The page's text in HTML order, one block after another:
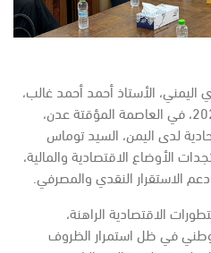
الأستاذ أحمد أحمد غالب،
اليوم الثلاثاء الموافق 28 أبريل 2026، في العاصمة المؤقتة عدن،
لدى اليمن، السيد توماس
الأوضاع الاقتصادية والمالية،
الاستقرار النقدي والمصرفي.
الاقتصادية الراهنة،
في ظل استمرار الظروف